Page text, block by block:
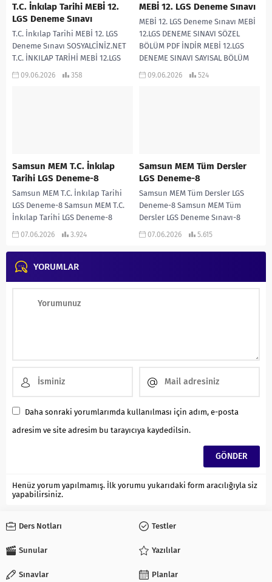
T.C. İnkılap Tarihi MEBİ 12.
LGS Deneme Sınavı
T.C. İnkılap Tarihi MEBİ 12. LGS
Deneme Sınavı SOSYALCİNİZ.NET
T.C. İNKILAP TARİHİ MEBİ 12.LGS
DENEME SINAVI CEVAP ANAHTARI 1
09.06.2026 358
MEBİ 12. LGS Deneme Sınavı
MEBİ 12. LGS Deneme Sınavı MEBİ
12.LGS DENEME SINAVI SÖZEL
BÖLÜM PDF İNDİR MEBİ 12.LGS
DENEME SINAVI SAYISAL BÖLÜM
PDF...
09.06.2026 524
Samsun MEM T.C. İnkılap
Tarihi LGS Deneme-8
Samsun MEM T.C. İnkılap Tarihi
LGS Deneme-8 Samsun MEM T.C.
İnkılap Tarihi LGS Deneme-8
İNDİR
07.06.2026 3.924
Samsun MEM Tüm Dersler
LGS Deneme-8
Samsun MEM Tüm Dersler LGS
Deneme-8 Samsun MEM Tüm
Dersler LGS Deneme Sınavı-8
İNDİR
07.06.2026 5.615
YORUMLAR
Daha sonraki yorumlarımda kullanılması için adım, e-posta
adresim ve site adresim bu tarayıcıya kaydedilsin.
Henüz yorum yapılmamış. İlk yorumu yukarıdaki form aracılığıyla siz
yapabilirsiniz.
Ders Notları Testler
Sunular Yazılılar
Sınavlar Planlar